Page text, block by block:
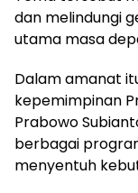
dan melindungi
utama masa
Dalam amanat
kepemimpinan
Prabowo
berbagai
menyentuh